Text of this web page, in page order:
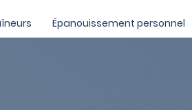
Épanouissement personnel